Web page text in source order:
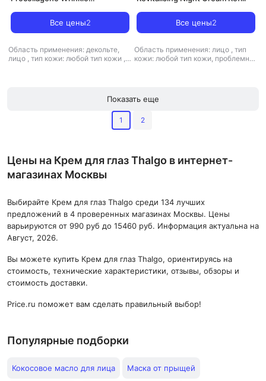
Все цены2
Область применения: декольте,
лицо , тип кожи: любой тип кожи ,
Все цены2
Область применения: лицо , тип
кожи: любой тип кожи, проблемная
Показать еще
1 2
Цены на Крем для глаз Thalgo в интернет-
магазинах Москвы
Выбирайте Крем для глаз Thalgo среди 134 лучших
предложений в 4 проверенных магазинах Москвы. Цены
варьируются от 990 руб до 15460 руб. Информация актуальна на
Август, 2026.
Вы можете купить Крем для глаз Thalgo, ориентируясь на
стоимость, технические характеристики, отзывы, обзоры и
стоимость доставки.
Price.ru поможет вам сделать правильный выбор!
Популярные подборки
Кокосовое масло для лица Маска от прыщей